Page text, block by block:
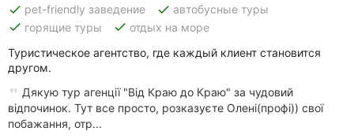
done pet-friendly заведение done автобусные туры
done горящие туры done отдых на море
Туристическое агентство, где каждый клиент становится
другом.
Дякую тур агенції "Від Краю до Краю" за чудовий
відпочинок. Тут все просто, розказуєте Олені(профі)) свої
побажання, отр...